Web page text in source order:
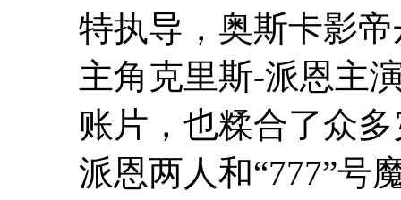
特执导，奥斯卡影
主角克里斯-派恩主
账片，也糅合了众
派恩两人和“777”号